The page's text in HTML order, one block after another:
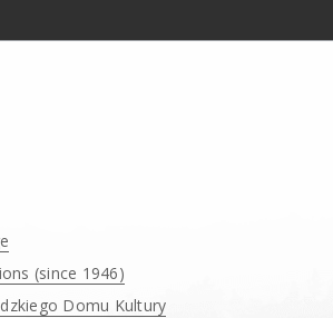
(since 1946)
Domu Kultury